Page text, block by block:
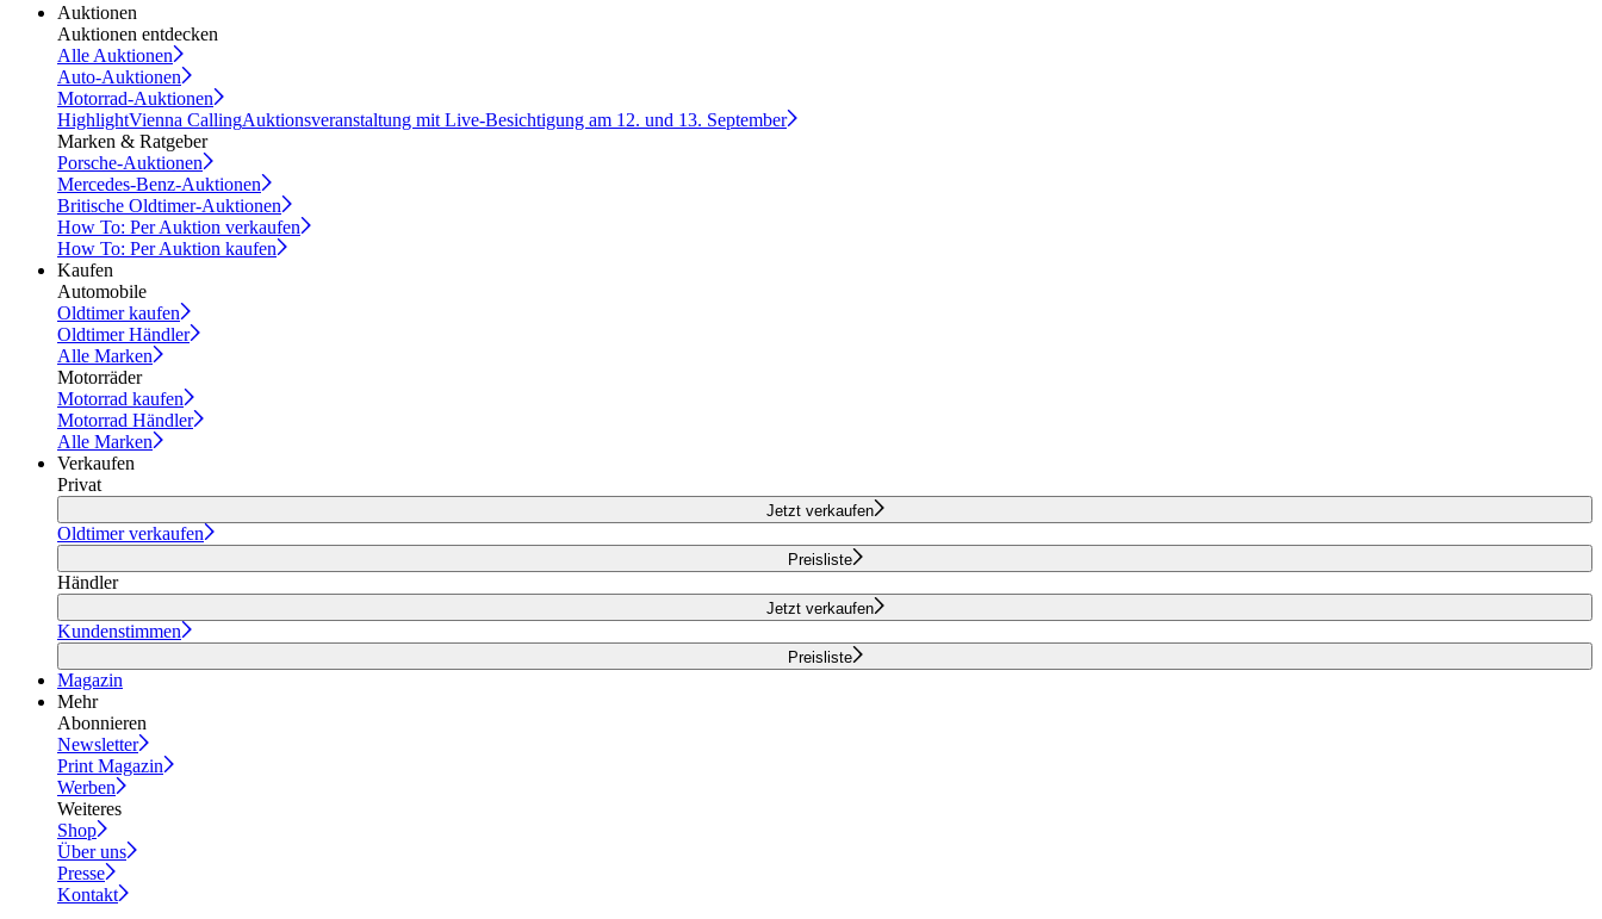
Auktionen
Auktionen entdecken
Alle Auktionen
Auto-Auktionen
Motorrad-Auktionen
HighlightVienna CallingAuktionsveranstaltung mit Live-Besichtigung am 12. und 13. September
Marken & Ratgeber
Porsche-Auktionen
Mercedes-Benz-Auktionen
Britische Oldtimer-Auktionen
How To: Per Auktion verkaufen
How To: Per Auktion kaufen
Kaufen
Automobile
Oldtimer kaufen
Oldtimer Händler
Alle Marken
Motorräder
Motorrad kaufen
Motorrad Händler
Alle Marken
Verkaufen
Privat
Jetzt verkaufen
Oldtimer verkaufen
Preisliste
Händler
Jetzt verkaufen
Kundenstimmen
Preisliste
Magazin
Mehr
Abonnieren
Newsletter
Print Magazin
Werben
Weiteres
Shop
Über uns
Presse
Kontakt